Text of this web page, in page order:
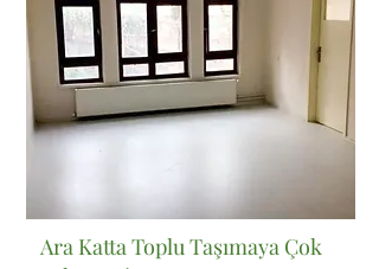
Ara Katta Toplu Taşımaya Çok